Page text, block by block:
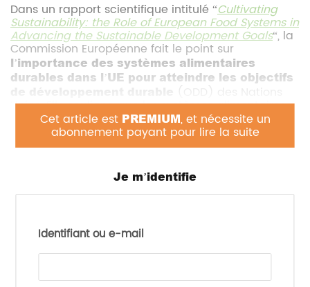
Cet article est PREMIUM, et nécessite un
abonnement payant pour lire la suite
Je m’identifie
Identifiant ou e-mail
Dans un rapport scientifique intitulé “Cultivating
Sustainability: the Role of European Food Systems in
Advancing the Sustainable Development Goals“, la
Commission Européenne fait le point sur
l’importance des systèmes alimentaires
durables dans l’UE pour atteindre les objectifs
Unies. Elle souligne que les systèmes alimentaires
impliquent de nombreux domaines incluant les
chaînes d’approvisionnement, les modes de
consommation, les écosystèmes, la santé humaine
Farm to Fork» de l’UE vise à créer un
équilibre entre une société en bonne santé et un
chaque ODD et ce qu’il reste encore à faire. En